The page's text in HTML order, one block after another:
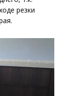
резки